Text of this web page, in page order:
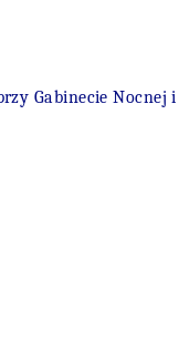
Gabinecie Nocnej i